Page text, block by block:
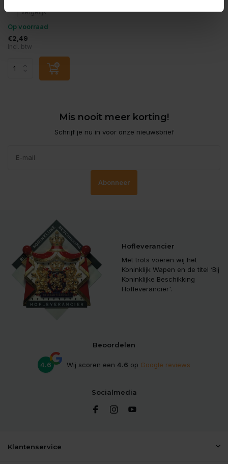
Vergelijk
Op voorraad
€2,49
Incl. btw
Mis nooit meer korting!
Schrijf je nu in voor onze nieuwsbrief
Abonneer
Hofleverancier
Met trots voeren wij het
Koninklijk Wapen en de titel ‘Bij
Koninklijke Beschikking
Hofleverancier'.
Beoordelen
4.6 Wij scoren een 4.6 op Google reviews
Socialmedia
Klantenservice